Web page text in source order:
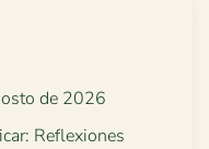
de 2026
Reflexiones